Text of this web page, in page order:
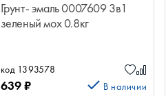
Грунт- эмаль 0007609 3в1
зеленый мох 0.8кг
код 1393578
639₽ В наличии